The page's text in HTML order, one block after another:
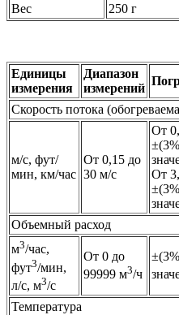
Вес 250 г
Единицы
измерения
Диапазон
измерений
Скорость потока
м/с, фут/
мин, км/час
От 0,15 до
30 м/с
От
От
Объемный расход
м3/час,
фут3/мин,
л/с, м3/с
От 0 до
99999 м3/ч
Температура